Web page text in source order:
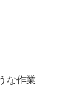
な作業